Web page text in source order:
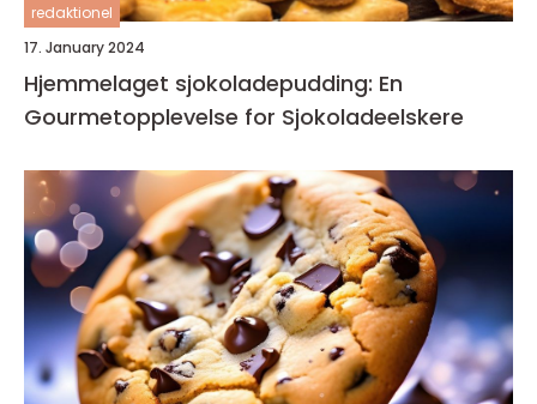
redaktionel
17. January 2024
Hjemmelaget sjokoladepudding: En
Gourmetopplevelse for Sjokoladeelskere